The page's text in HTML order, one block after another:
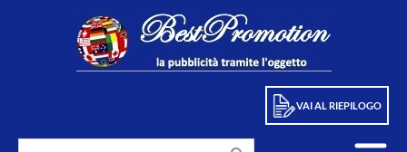
VAI AL RIEPILOGO